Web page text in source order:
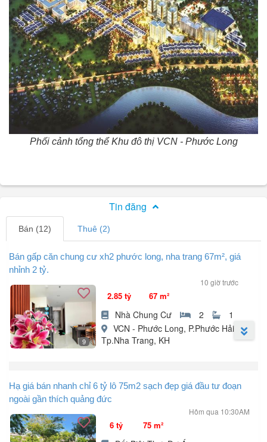
Phối cảnh tổng thể Khu đô thị VCN - Phước Long
Tin đăng
Bán (12) Thuê (2)
Bán gấp căn chung cư xh2 phước long, nha trang 67m², giá
nhỉnh 2 tỷ.
10 giờ trước
9
2.85 tỷ 67 m²
Nhà Chung Cư 2
1
VCN - Phước Long, P.Phước Hải,
Tp.Nha Trang, KH
Căn hộ đẹp, chỉ việc xách vali vào ở ngay!
Diện tích: 67m²,
2 phòng ngủ | 1 nhà vệ sinh
Full nội thất đầy đủ
Ban công hướng Tây Nam, thoáng mát
Hạ giá bán nhanh chỉ 6 tỷ lô 75m2 sạch đẹp giá đầu tư đoạn
ngoài gần thích quảng đức
Hôm qua 10:30AM
6 tỷ 75 m²